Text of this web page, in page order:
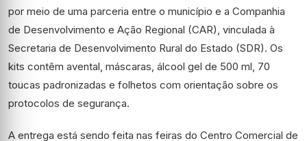
por meio de uma parceria entre o município e a Companhia
de Desenvolvimento e Ação Regional (CAR), vinculada à
Secretaria de Desenvolvimento Rural do Estado (SDR). Os
kits contêm avental, máscaras, álcool gel de 500 ml, 70
toucas padronizadas e folhetos com orientação sobre os
protocolos de segurança.
A entrega está sendo feita nas feiras do Centro Comercial de